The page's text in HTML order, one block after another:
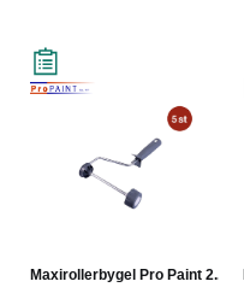
Maxirollerbygel Pro Paint 2...